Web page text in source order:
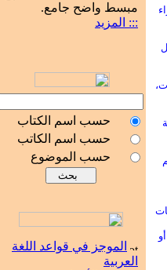
مبسط واضح جامع.
::: المزيد
حسب اسم الكتاب
حسب اسم الكاتب
حسب الموضوع
الموجز في قواعد اللغة
العربية